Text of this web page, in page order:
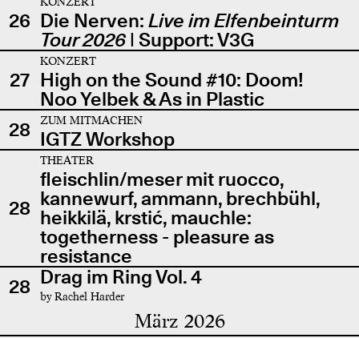
26 Die Nerven: Live im Elfenbeinturm
Tour 2026| Support: V3G
27
KONZERT
High on the Sound #10: Doom!
Noo Yelbek & As in Plastic
28
ZUM MITMACHEN
IGTZ Workshop
28
THEATER
fleischlin/meser mit ruocco,
kannewurf, ammann, brechbühl,
heikkilä, krstić, mauchle:
togetherness - pleasure as
resistance
28 Drag im Ring Vol. 4
by Rachel Harder
März 2026